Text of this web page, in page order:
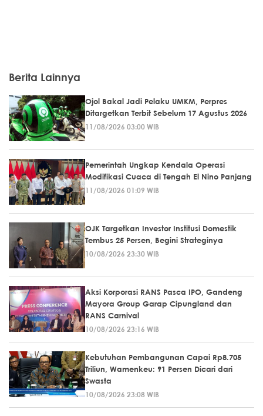
Berita Lainnya
Ojol Bakal Jadi Pelaku UMKM, Perpres
Ditargetkan Terbit Sebelum 17 Agustus 2026
11/08/2026 03:00 WIB
Pemerintah Ungkap Kendala Operasi
Modifikasi Cuaca di Tengah El Nino Panjang
11/08/2026 01:09 WIB
OJK Targetkan Investor Institusi Domestik
Tembus 25 Persen, Begini Strateginya
10/08/2026 23:30 WIB
Aksi Korporasi RANS Pasca IPO, Gandeng
Mayora Group Garap Cipungland dan
RANS Carnival
10/08/2026 23:16 WIB
Kebutuhan Pembangunan Capai Rp8.705
Triliun, Wamenkeu: 91 Persen Dicari dari
Swasta
10/08/2026 23:08 WIB